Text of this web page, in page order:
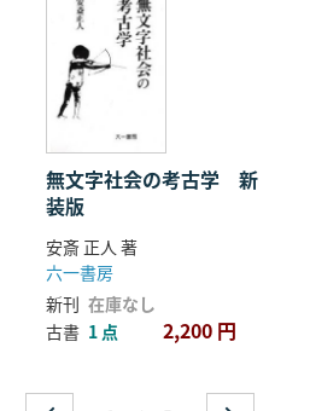
無文字社会の考古学 新
装版
安斎 正人 著
六一書房
新刊 在庫なし
古書 1 点 2,200 円